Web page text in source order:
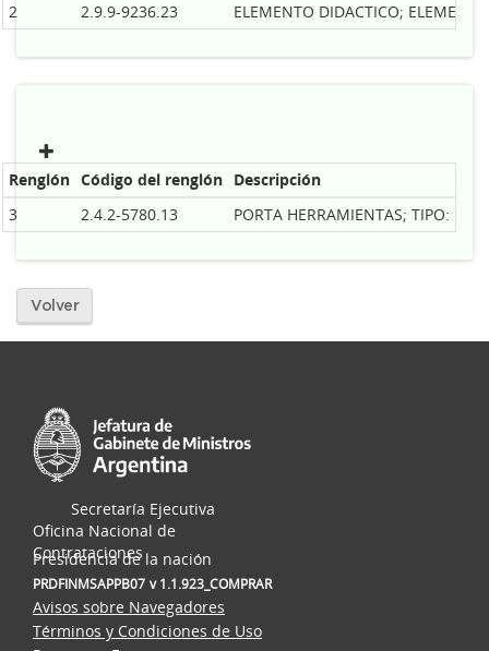
2
2.9.9-9236.23 ELEMENTO DIDACTICO;
Renglón Código del renglón Descripción
3
2.4.2-5780.13 PORTA HERRAMIENTAS; TIPO:
Volver
Secretaría Ejecutiva
Oficina Nacional de
Contrataciones
Presidencia de la nación
PRDFINMSAPPB07 v 1.1.923_COMPRAR
Avisos sobre Navegadores
Términos y Condiciones de Uso